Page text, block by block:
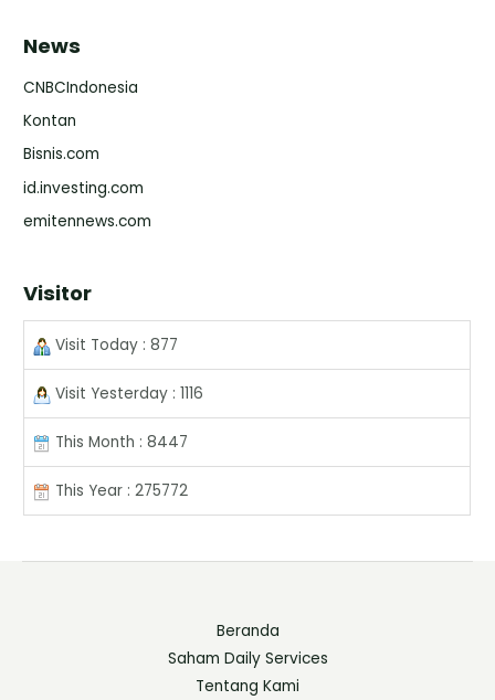
News
CNBCIndonesia
Kontan
Bisnis.com
id.investing.com
emitennews.com
Visitor
Visit Today : 877
Visit Yesterday : 1116
This Month : 8447
This Year : 275772
Beranda
Saham Daily Services
Tentang Kami